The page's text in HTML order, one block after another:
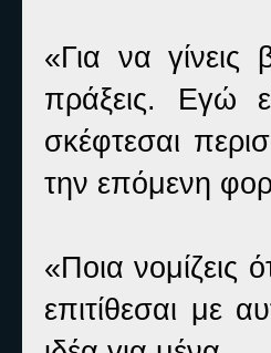
«Για να γίνεις
πράξεις. Εγώ
σκέφτεσαι
την επόμενη
«Ποια νομίζεις
επιτίθεσαι με